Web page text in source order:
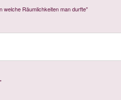
welche Räumlichkeiten man durfte"